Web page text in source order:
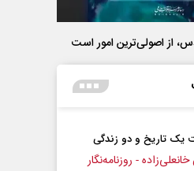
از اصولی‌ترین امور است
چرایی عقب‌نشینی ترامپ؟